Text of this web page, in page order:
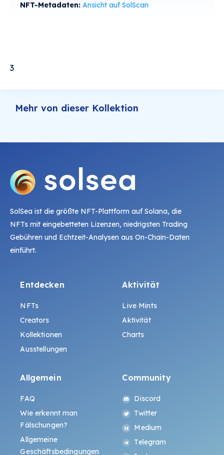
NFT-Metadaten: Ansicht auf SolScan
3
Mehr von dieser Kollektion
SolSea ist die größte NFT-Plattform auf Solana, die
NFTs mit eingebetteten Lizenzen, niedrigsten Trading
Gebühren und Echtzeit-Analysen aus On-Chain-Daten
einführt.
Entdecken
NFTs
Creators
Kollektionen
Ausstellungen
Aktivität
Live Mints
Aktivität
Charts
Allgemein
FAQ
Wie erkennt man
Fälschungen?
Allgemeine
Geschäftsbedingungen
Community
Discord
Twitter
Medium
Telegram